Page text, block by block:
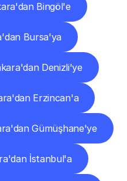
Bingöl'e
Bursa'ya
Denizli'ye
Erzincan'a
Gümüşhane'ye
İstanbul'a